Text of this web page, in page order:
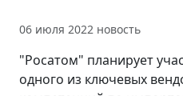
06 июля 2022 новость
"Росатом" планирует
одного из ключевых